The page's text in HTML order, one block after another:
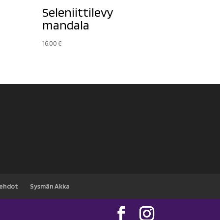
Seleniittilevy
mandala
16,00€
Sysmän Akka